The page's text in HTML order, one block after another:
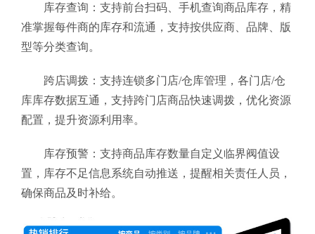
库存查询：支持前台扫码、手机查询商品库存，精
准掌握每件商的库存和流通，支持按供应商、品牌、版
型等分类查询。
跨店调拨：支持连锁多门店/仓库管理，各门店/仓
库库存数据互通，支持跨门店商品快速调拨，优化资源
配置，提升资源利用率。
库存预警：支持商品库存数量自定义临界阀值设
置，库存不足信息系统自动推送，提醒相关责任人员，
确保商品及时补给。